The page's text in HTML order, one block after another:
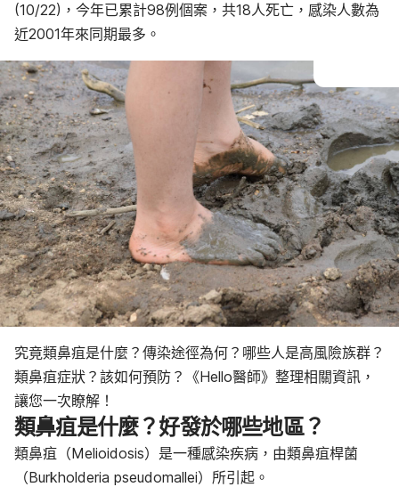
(10/22)，今年已累計98例個案，共18人死亡，感染人數為
近2001年來同期最多。
究竟類鼻疽是什麼？傳染途徑為何？哪些人是高風險族群？
類鼻疽症狀？該如何預防？《Hello醫師》整理相關資訊，
讓您一次瞭解！
類鼻疽是什麼？好發於哪些地區？
類鼻疽（Melioidosis）是一種感染疾病，由類鼻疽桿菌
（Burkholderia pseudomallei）所引起。